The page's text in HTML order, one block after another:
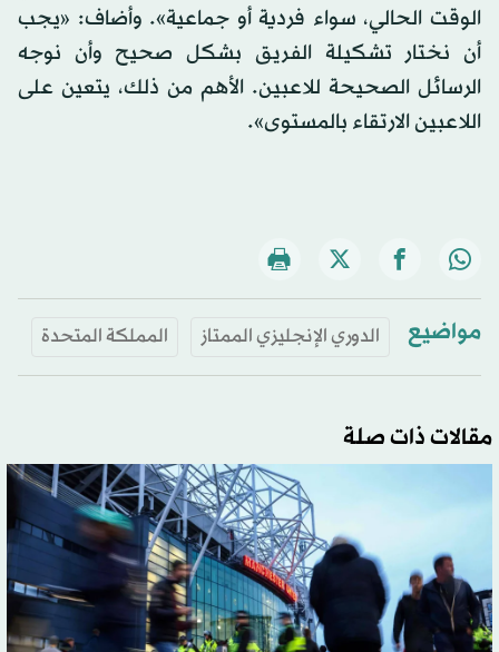
الوقت الحالي، سواء فردية أو جماعية». وأضاف: «يجب
أن نختار تشكيلة الفريق بشكل صحيح وأن نوجه
الرسائل الصحيحة للاعبين. الأهم من ذلك، يتعين على
اللاعبين الارتقاء بالمستوى».
مواضيع الدوري الإنجليزي الممتاز المملكة المتحدة
مقالات ذات صلة